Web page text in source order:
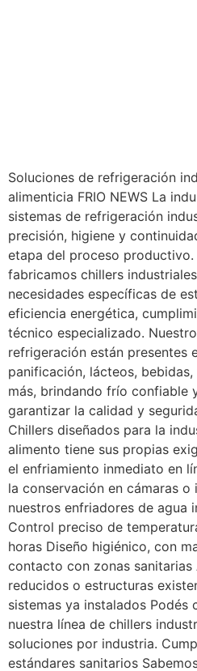
Soluciones de refrigeración
alimenticia FRIO NEWS La
sistemas de refrigeración
precisión, higiene y
etapa del proceso productivo.
fabricamos chillers
necesidades específicas de
eficiencia energética,
técnico especializado.
refrigeración están presentes
panificación, lácteos,
más, brindando frío confiable
garantizar la calidad y
Chillers diseñados para la
alimento tiene sus propias
el enfriamiento inmediato en
la conservación en cámaras o
nuestros enfriadores de agua
Control preciso de
horas Diseño higiénico, con
contacto con zonas
reducidos o estructuras
sistemas ya instalados Podés
nuestra línea de chillers
soluciones por industria.
estándares sanitarios